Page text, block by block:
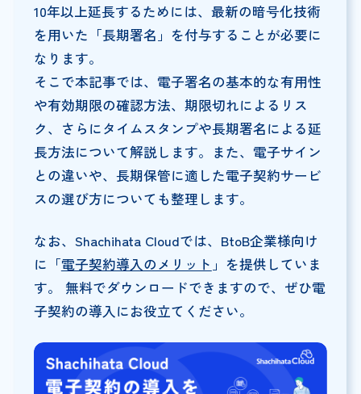
10年以上延長するためには、最新の暗号化技術
を用いた「長期署名」を付与することが必要に
なります。
そこで本記事では、電子署名の基本的な有用性
や有効期限の確認方法、期限切れによるリス
ク、さらにタイムスタンプや長期署名による延
長方法について解説します。また、電子サイン
との違いや、長期保管に適した電子契約サービ
スの選び方についても整理します。
なお、Shachihata Cloudでは、BtoB企業様向け
に「電子契約導入のメリット 」を提供していま
す。 無料でダウンロードできますので、ぜひ電
子契約の導入にお役立てください。